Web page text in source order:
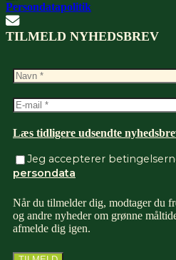
Persondatapolitik
TILMELD NYHEDSBREV
Læs tidligere udsendte
Jeg accepterer
persondata
Når du tilmelder dig, modtager du
og andre nyheder om grønne
afmelde dig igen.